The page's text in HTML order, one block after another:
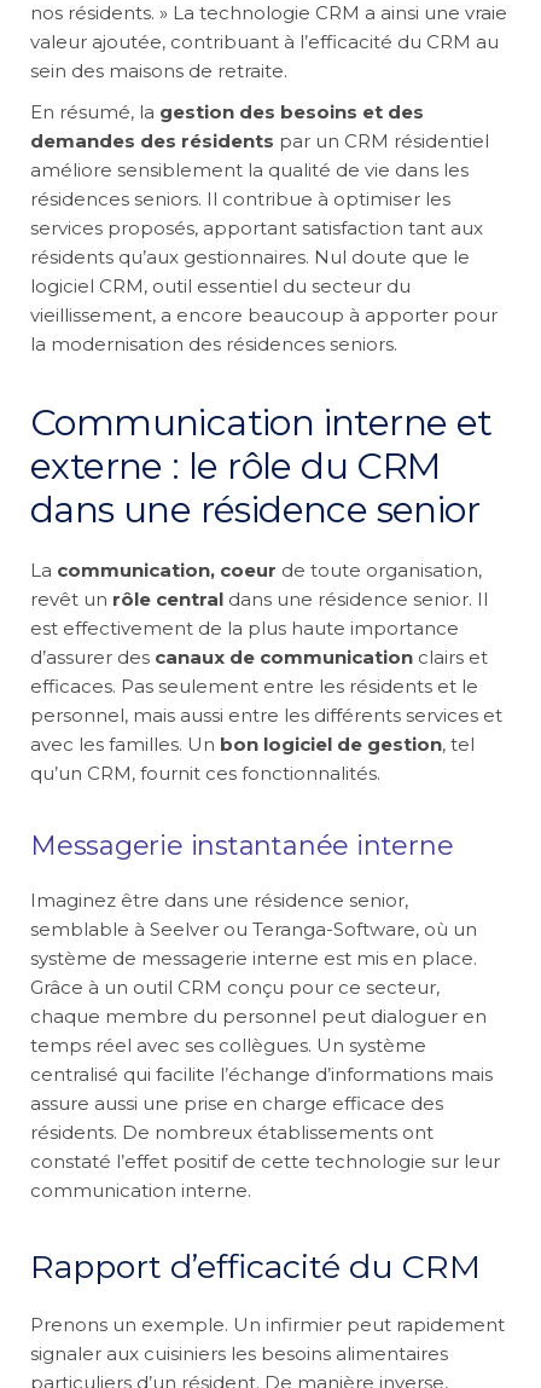
nos résidents. » La technologie CRM a ainsi une vraie
valeur ajoutée, contribuant à l’efficacité du CRM au
sein des maisons de retraite.
En résumé, la gestion des besoins et des
demandes des résidents par un CRM résidentiel
améliore sensiblement la qualité de vie dans les
résidences seniors. Il contribue à optimiser les
services proposés, apportant satisfaction tant aux
résidents qu’aux gestionnaires. Nul doute que le
logiciel CRM, outil essentiel du secteur du
vieillissement, a encore beaucoup à apporter pour
la modernisation des résidences seniors.
Communication interne et
externe : le rôle du CRM
dans une résidence senior
La communication, coeur de toute organisation,
revêt un rôle central dans une résidence senior. Il
est effectivement de la plus haute importance
d’assurer des canaux de communication clairs et
efficaces. Pas seulement entre les résidents et le
personnel, mais aussi entre les différents services et
avec les familles. Un bon logiciel de gestion, tel
qu’un CRM, fournit ces fonctionnalités.
Messagerie instantanée interne
Imaginez être dans une résidence senior,
semblable à Seelver ou Teranga-Software, où un
système de messagerie interne est mis en place.
Grâce à un outil CRM conçu pour ce secteur,
chaque membre du personnel peut dialoguer en
temps réel avec ses collègues. Un système
centralisé qui facilite l’échange d’informations mais
assure aussi une prise en charge efficace des
résidents. De nombreux établissements ont
constaté l’effet positif de cette technologie sur leur
communication interne.
Rapport d’efficacité du CRM
Prenons un exemple. Un infirmier peut rapidement
signaler aux cuisiniers les besoins alimentaires
particuliers d’un résident. De manière inverse,